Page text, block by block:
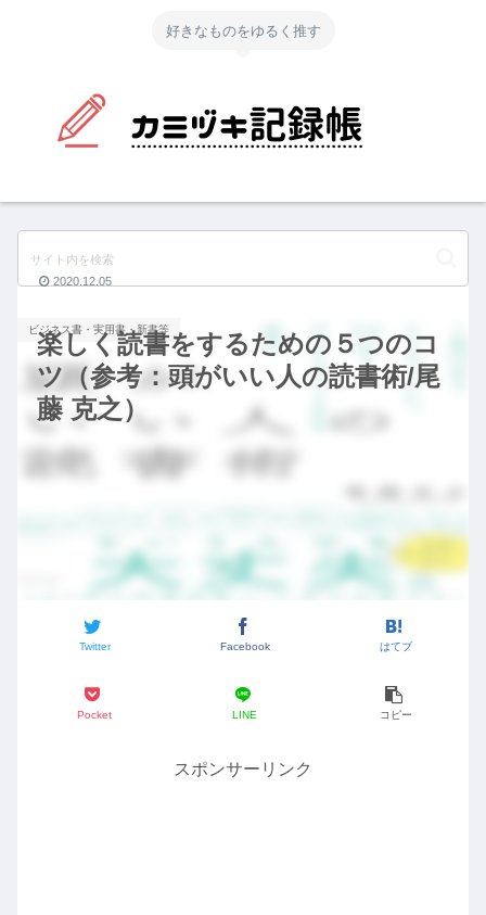
好きなものをゆるく推す
楽しく読書をするための５つのコ
ツ（参考：頭がいい人の読書術/尾
藤 克之）
ビジネス書・実用書・新書等
Twitter Facebook はてブ
Pocket LINE コピー
2020.12.05
スポンサーリンク